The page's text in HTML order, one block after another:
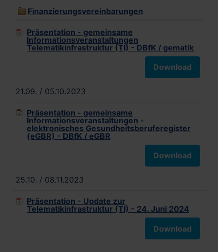
Finanzierungsvereinbarungen
Präsentation - gemeinsame
Informationsveranstaltungen
Telematikinfrastruktur (TI) - DBfK / gematik
Download
21.09. / 05.10.2023
Präsentation - gemeinsame
Informationsveranstaltungen -
elektronisches Gesundheitsberuferegister
(eGBR) - DBfK / eGBR
Download
25.10. / 08.11.2023
Präsentation - Update zur
Telematikinfrastruktur (TI) - 24. Juni 2024
Download